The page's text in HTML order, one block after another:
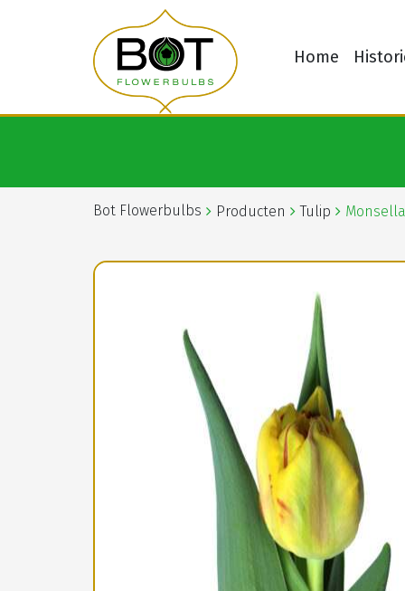
Home
Bot Flowerbulbs Producten Tulip Monsella